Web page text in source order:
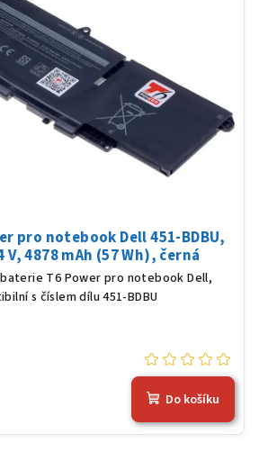
pro notebook Dell 451-BDBU,
4878 mAh (57 Wh), černá
T6 Power pro notebook Dell,
s číslem dílu 451-BDBU
Do košíku